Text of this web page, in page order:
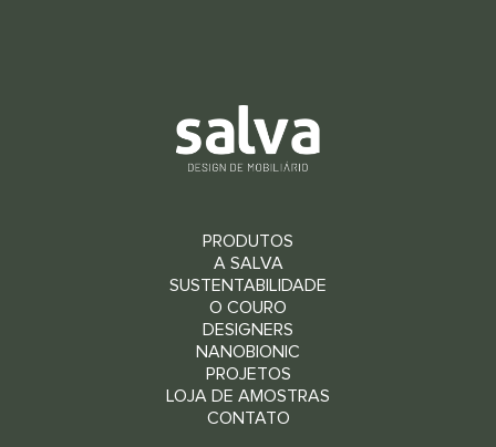
PRODUTOS
A SALVA
SUSTENTABILIDADE
O COURO
DESIGNERS
NANOBIONIC
PROJETOS
LOJA DE AMOSTRAS
CONTATO